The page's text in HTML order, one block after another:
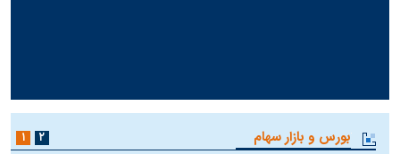
بورس و بازار سهام ۱ ۲